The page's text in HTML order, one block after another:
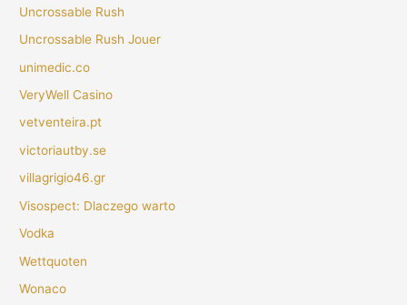
Uncrossable Rush
Uncrossable Rush Jouer
unimedic.co
VeryWell Casino
vetventeira.pt
victoriautby.se
villagrigio46.gr
Visospect: Dlaczego warto
Vodka
Wettquoten
Wonaco